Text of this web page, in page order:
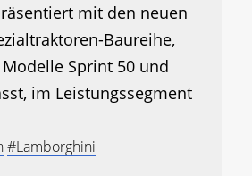
mit den neuen
Baureihe,
Sprint 50 und
im Leistungssegment
#Lamborghini